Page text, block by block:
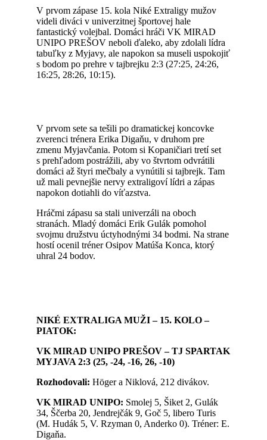
V prvom zápase 15. kola Niké Extraligy mužov
videli diváci v univerzitnej športovej hale
fantastický volejbal. Domáci hráči VK MIRAD
UNIPO PREŠOV neboli ďaleko, aby zdolali lídra
tabuľky z Myjavy, ale napokon sa museli uspokojiť
s bodom po prehre v tajbrejku 2:3 (27:25, 24:26,
16:25, 28:26, 10:15).
V prvom sete sa tešili po dramatickej koncovke
zverenci trénera Erika Digaňu, v druhom pre
zmenu Myjavčania. Potom si Kopaničiari tretí set
s prehľadom postrážili, aby vo štvrtom odvrátili
domáci až štyri mečbaly a vynútili si tajbrejk. Tam
už mali pevnejšie nervy extraligoví lídri a zápas
napokon dotiahli do víťazstva.
Hráčmi zápasu sa stali univerzáli na oboch
stranách. Mladý domáci Erik Gulák pomohol
svojmu družstvu úctyhodnými 34 bodmi. Na strane
hostí ocenil tréner Osipov Matúša Konca, ktorý
uhral 24 bodov.
NIKÉ EXTRALIGA MUŽI – 15. KOLO –
PIATOK:
VK MIRAD UNIPO PREŠOV – TJ SPARTAK
MYJAVA 2:3 (25, -24, -16, 26, -10)
Rozhodovali:Höger a Niklová, 212 divákov.
VK MIRAD UNIPO: Smolej 5, Šiket 2, Gulák
34, Ščerba 20, Jendrejčák 9, Goč 5, libero Turis
(M. Hudák 5, V. Rzyman 0, Anderko 0). Tréner: E.
Digaňa.